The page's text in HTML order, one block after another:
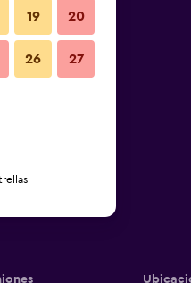
19 20
26 27